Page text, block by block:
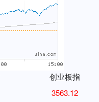
创业板指
3563.12